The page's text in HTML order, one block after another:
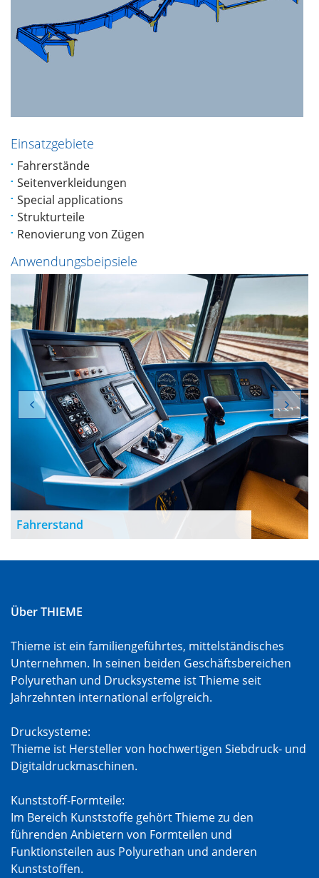
Einsatzgebiete
Fahrerstände
Seitenverkleidungen
Special applications
Strukturteile
Renovierung von Zügen
Anwendungsbeipsiele
Fahrerstand
Über THIEME
Thieme ist ein familiengeführtes, mittelständisches
Unternehmen. In seinen beiden Geschäftsbereichen
Polyurethan und Drucksysteme ist Thieme seit
Jahrzehnten international erfolgreich.
Drucksysteme:
Thieme ist Hersteller von hochwertigen Siebdruck- und
Digitaldruckmaschinen.
Kunststoff-Formteile:
Im Bereich Kunststoffe gehört Thieme zu den
führenden Anbietern von Formteilen und
Funktionsteilen aus Polyurethan und anderen
Kunststoffen.